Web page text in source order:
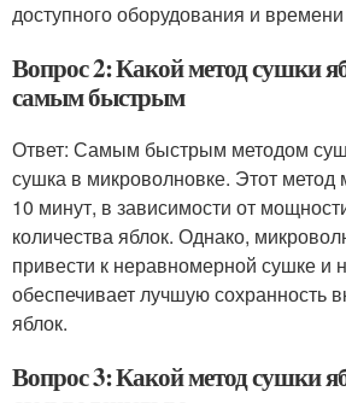
доступного оборудования и
Вопрос 2: Какой метод сушки
самым быстрым
Ответ: Самым быстрым методом
сушка в микроволновке. Этот метод
10 минут, в зависимости от
количества яблок. Однако,
привести к неравномерной сушке и
обеспечивает лучшую сохранность
яблок.
Вопрос 3: Какой метод сушки